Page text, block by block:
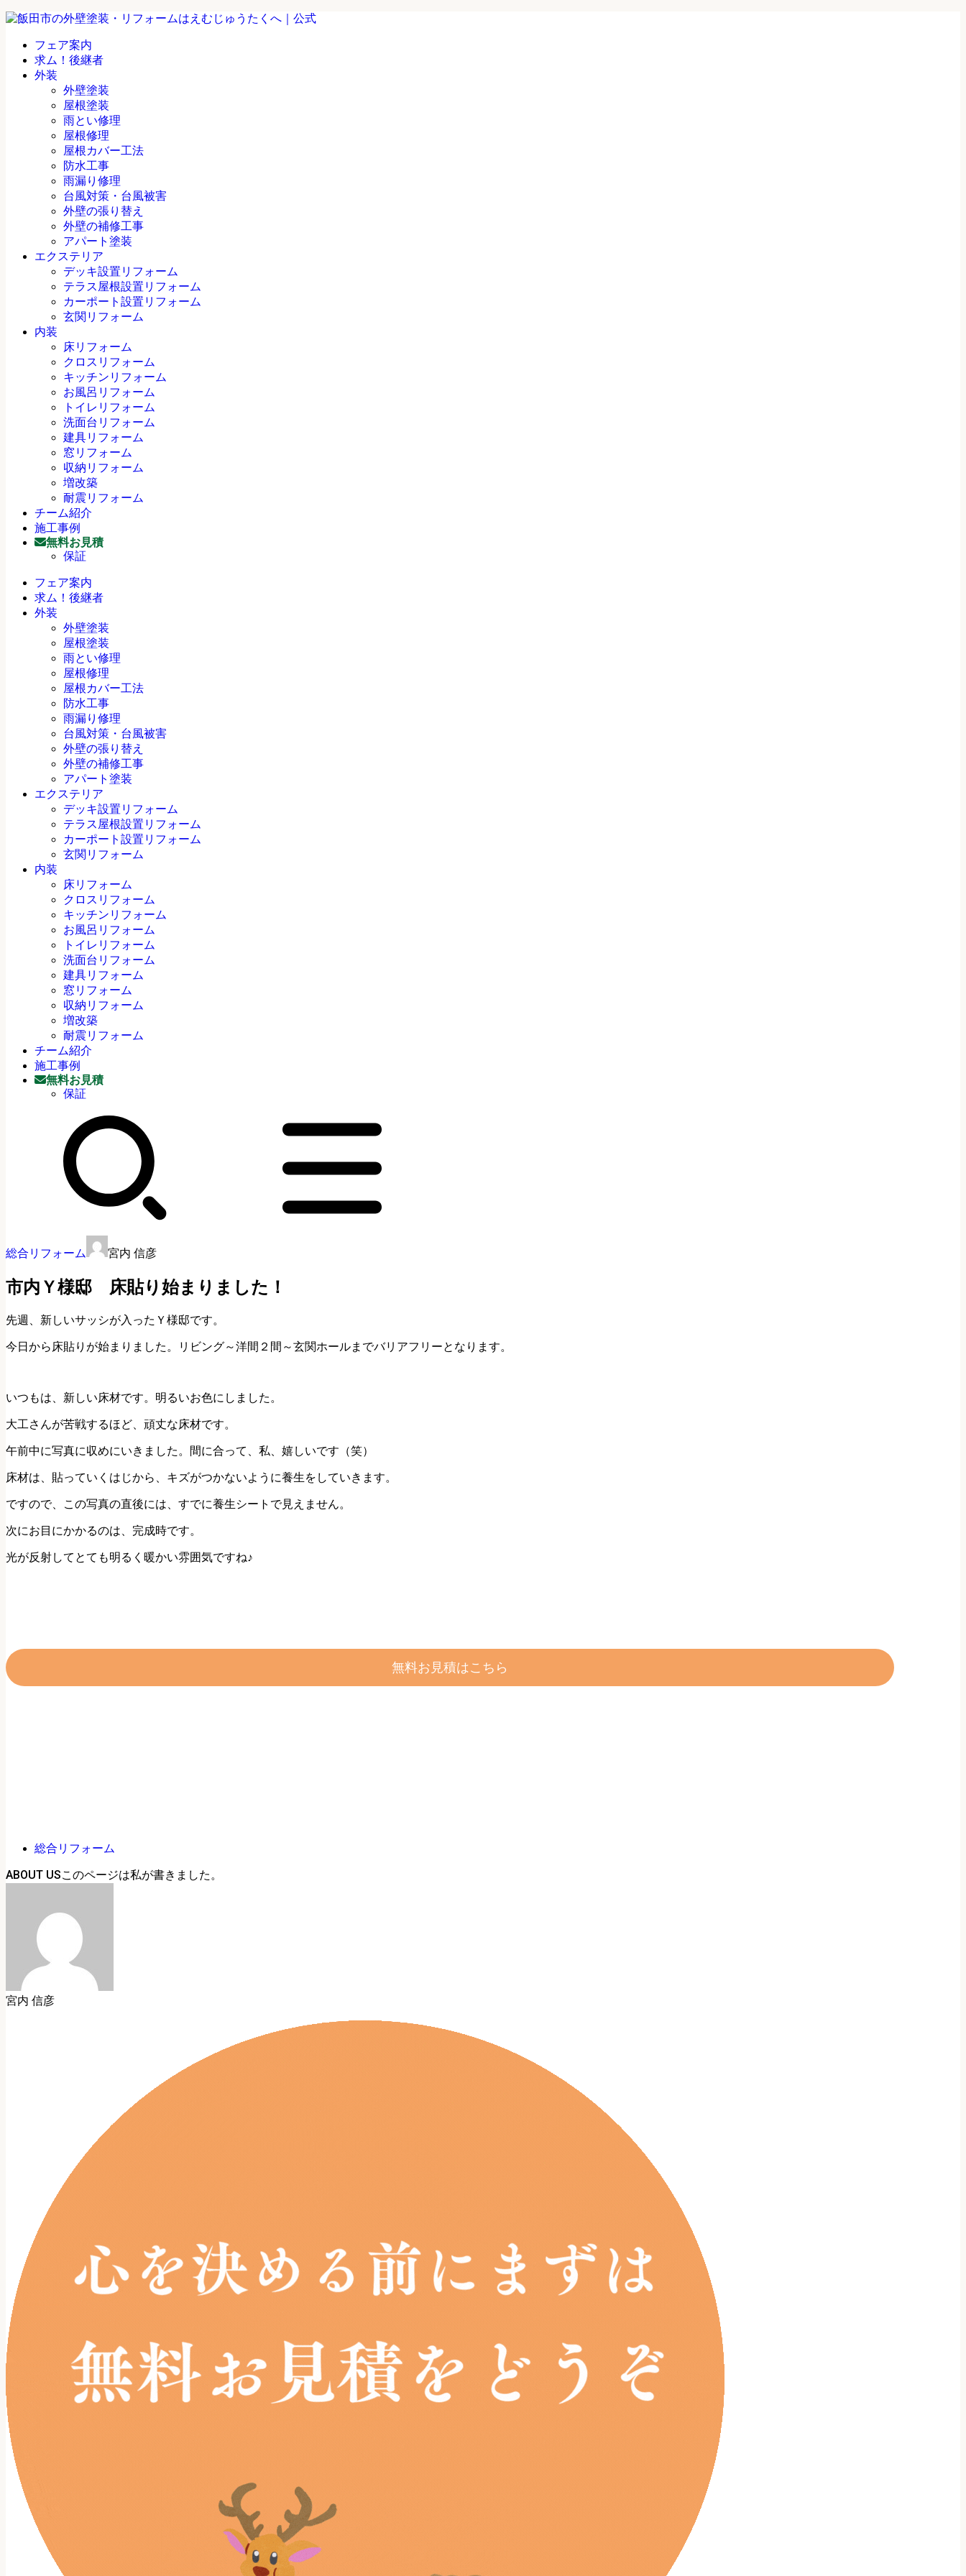
フェア案内
求ム！後継者
外装
外壁塗装
屋根塗装
雨とい修理
屋根修理
屋根カバー工法
防水工事
雨漏り修理
台風対策・台風被害
外壁の張り替え
外壁の補修工事
アパート塗装
エクステリア
デッキ設置リフォーム
テラス屋根設置リフォーム
カーポート設置リフォーム
玄関リフォーム
内装
床リフォーム
クロスリフォーム
キッチンリフォーム
お風呂リフォーム
トイレリフォーム
洗面台リフォーム
建具リフォーム
窓リフォーム
収納リフォーム
増改築
耐震リフォーム
チーム紹介
施工事例
無料お見積
保証
フェア案内
求ム！後継者
外装
外壁塗装
屋根塗装
雨とい修理
屋根修理
屋根カバー工法
防水工事
雨漏り修理
台風対策・台風被害
外壁の張り替え
外壁の補修工事
アパート塗装
エクステリア
デッキ設置リフォーム
テラス屋根設置リフォーム
カーポート設置リフォーム
玄関リフォーム
内装
床リフォーム
クロスリフォーム
キッチンリフォーム
お風呂リフォーム
トイレリフォーム
洗面台リフォーム
建具リフォーム
窓リフォーム
収納リフォーム
増改築
耐震リフォーム
チーム紹介
施工事例
無料お見積
保証
総合リフォーム 宮内 信彦
市内Ｙ様邸 床貼り始まりました！
先週、新しいサッシが入ったＹ様邸です。
今日から床貼りが始まりました。リビング～洋間２間～玄関ホールまでバリアフリーとなります。
いつもは、新しい床材です。明るいお色にしました。
大工さんが苦戦するほど、頑丈な床材です。
午前中に写真に収めにいきました。間に合って、私、嬉しいです（笑）
床材は、貼っていくはじから、キズがつかないように養生をしていきます。
ですので、この写真の直後には、すでに養生シートで見えません。
次にお目にかかるのは、完成時です。
光が反射してとても明るく暖かい雰囲気ですね♪
無料お見積はこちら
総合リフォーム
ABOUT US
宮内 信彦